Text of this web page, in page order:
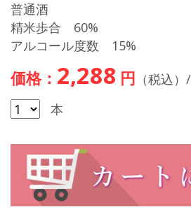
普通酒
精米歩合 60%
アルコール度数 15%
価格： 2,288 円 （税込
本